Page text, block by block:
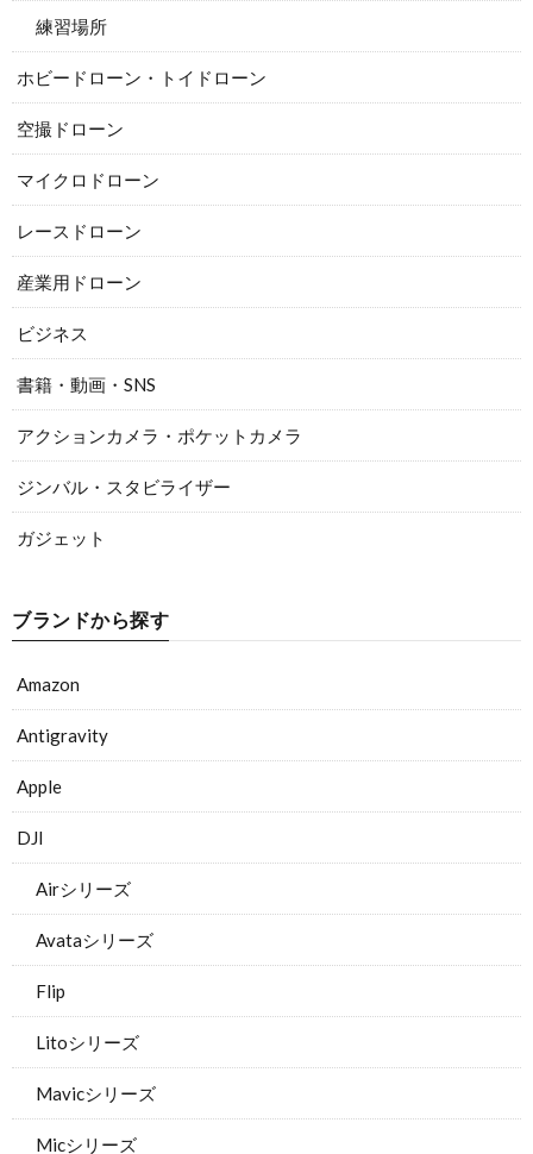
練習場所
ホビードローン・トイドローン
空撮ドローン
マイクロドローン
レースドローン
産業用ドローン
ビジネス
書籍・動画・SNS
アクションカメラ・ポケットカメラ
ジンバル・スタビライザー
ガジェット
ブランドから探す
Amazon
Antigravity
Apple
DJI
Airシリーズ
Avataシリーズ
Flip
Litoシリーズ
Mavicシリーズ
Micシリーズ